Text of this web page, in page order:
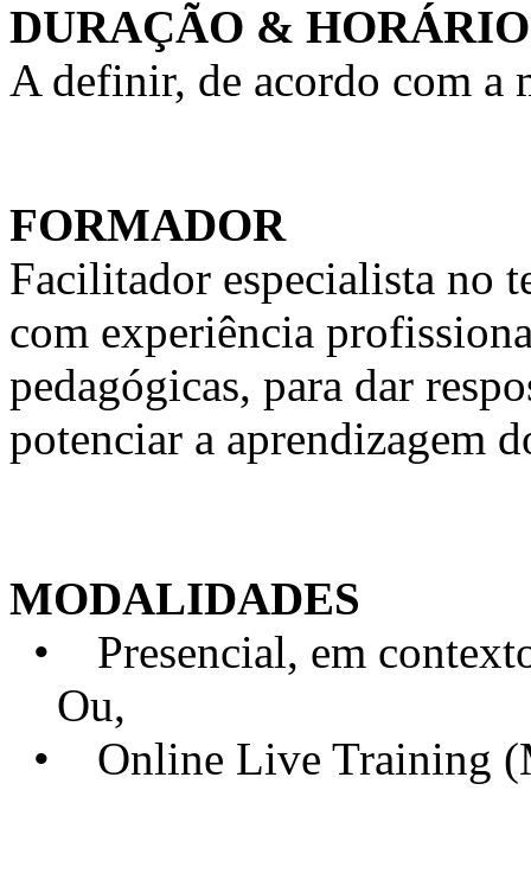
DURAÇÃO & HORÁRIO
A definir, de acordo com a
FORMADOR
Facilitador especialista no
com experiência
pedagógicas, para dar
potenciar a aprendizagem
MODALIDADES
• Presencial, em
Ou,
• Online Live Training